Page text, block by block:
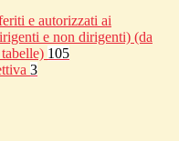
e autorizzati ai
e non dirigenti) (da
105
3